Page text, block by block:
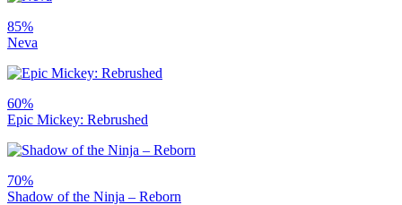
85%
Neva
60%
Epic Mickey: Rebrushed
70%
Shadow of the Ninja – Reborn